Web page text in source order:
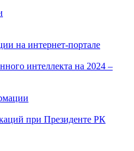
на интернет-портале
интеллекта на 2024 –
при Президенте РК